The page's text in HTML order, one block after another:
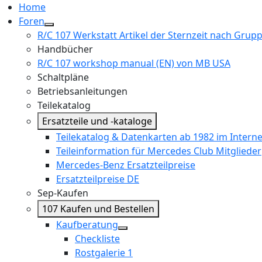
Home
Foren
R/C 107 Werkstatt Artikel der Sternzeit nach
Handbücher
R/C 107 workshop manual (EN) von MB USA
Schaltpläne
Betriebsanleitungen
Teilekatalog
Ersatzteile und -kataloge
Teilekatalog & Datenkarten ab 1982 im
Teileinformation für Mercedes Club Mitglieder
Mercedes-Benz Ersatzteilpreise
Ersatzteilpreise DE
Sep-Kaufen
107 Kaufen und Bestellen
Kaufberatung
Checkliste
Rostgalerie 1